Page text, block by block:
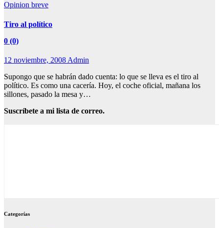
Opinion breve
Tiro al político
0 (0)
12 noviembre, 2008 Admin
Supongo que se habrán dado cuenta: lo que se lleva es el tiro al
político. Es como una cacería. Hoy, el coche oficial, mañana los
sillones, pasado la mesa y…
Suscríbete a mi lista de correo.
Categorías